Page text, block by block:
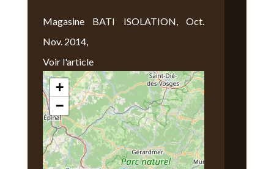
Magasine BATI ISOLATION, Oct.
Nov. 2014,
Voir l'article
Nous Trouver
+
−